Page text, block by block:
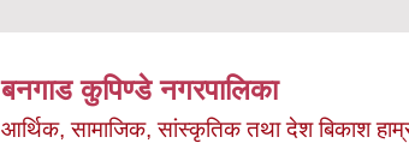
बनगाड कुपिण्डे नगरपालिका
आर्थिक, सामाजिक, सांस्कृतिक तथा देश बिकाश